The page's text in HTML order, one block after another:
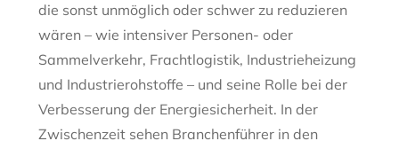
die sonst unmöglich oder schwer zu reduzieren
wären – wie intensiver Personen- oder
Sammelverkehr, Frachtlogistik, Industrieheizung
und Industrierohstoffe – und seine Rolle bei der
Verbesserung der Energiesicherheit. In der
Zwischenzeit sehen Branchenführer in den